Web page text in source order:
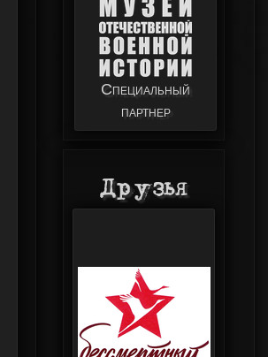
Специальный
партнер
Друзья